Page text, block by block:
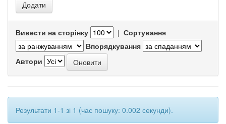
Вивести на сторінку | Сортування
Впорядкування
Автори
Результати 1-1 зі 1 (час пошуку: 0.002 секунди).